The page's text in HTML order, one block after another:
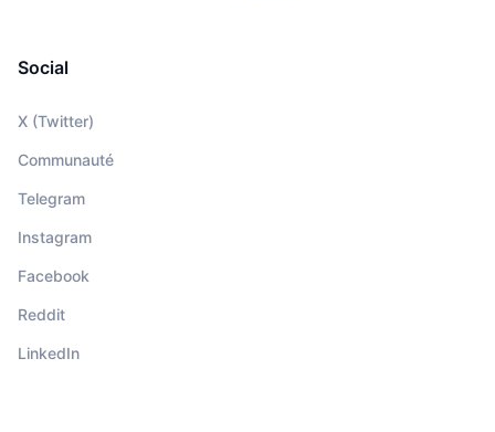
Social
X (Twitter)
Communauté
Telegram
Instagram
Facebook
Reddit
LinkedIn